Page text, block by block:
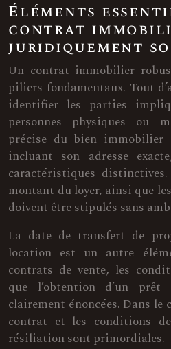
Éléments
contrat
juridiquement
Un contrat immobilier
piliers fondamentaux. Tout
identifier les parties
personnes physiques ou
précise du bien immobilier
incluant son adresse
caractéristiques
montant du loyer, ainsi que
doivent être stipulés sans
La date de transfert de
location est un autre
contrats de vente, les
que l’obtention d’un prêt
clairement énoncées. Dans le
contrat et les conditions
résiliation sont primordiales.